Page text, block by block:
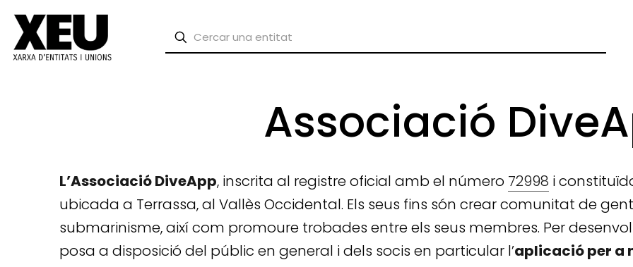
Associació
L’Associació DiveApp, inscrita al registre oficial amb el número 72998 i
ubicada a Terrassa, al Vallès Occidental. Els seus fins són crear comunitat de
submarinisme, així com promoure trobades entre els seus membres. Per
posa a disposició del públic en general i dels socis en particular l’aplicació per a